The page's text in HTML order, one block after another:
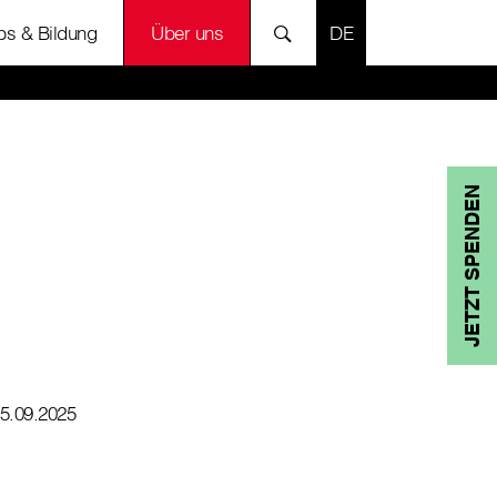
& Bildung Über uns SPRACHE
JETZT SPENDEN